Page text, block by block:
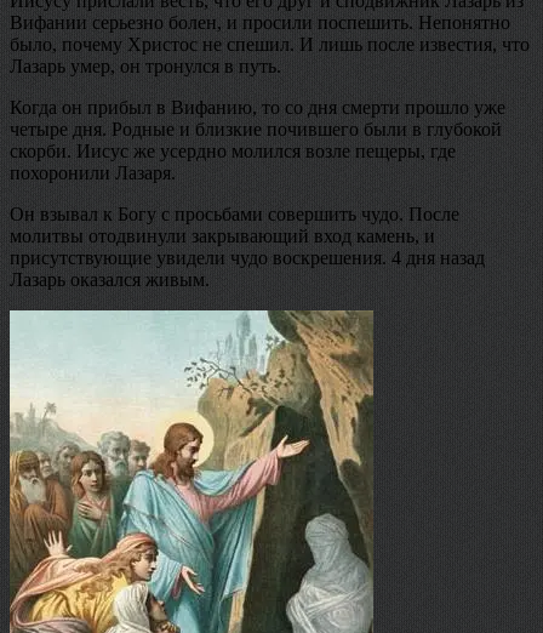
Вифании серьезно болен, и просили поспешить. Непонятно
было, почему Христос не спешил. И лишь после известия, что
Лазарь умер, он тронулся в путь.
Когда он прибыл в Вифанию, то со дня смерти прошло уже
четыре дня. Родные и близкие почившего были в глубокой
скорби. Иисус же усердно молился возле пещеры, где
похоронили Лазаря.
Он взывал к Богу с просьбами совершить чудо. После
молитвы отодвинули закрывающий вход камень, и
присутствующие увидели чудо воскрешения. 4 дня назад
Лазарь оказался живым.